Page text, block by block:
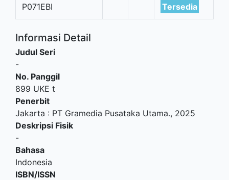
P071EBI Tersedia
Informasi Detail
Judul Seri
-
No. Panggil
899 UKE t
Penerbit
Jakarta : PT Gramedia Pusataka Utama., 2025
Deskripsi Fisik
-
Bahasa
Indonesia
ISBN/ISSN